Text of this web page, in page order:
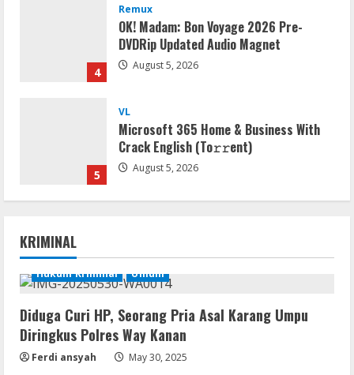
4
Remux
OK! Madam: Bon Voyage 2026 Pre-
DVDRip Updated Audio Magnet
August 5, 2026
5
VL
Microsoft 365 Home & Business With
Crack English (To𝚛𝚛еnt)
August 5, 2026
1
Serialers
Lotto Pro Crack exe (x86-x64) Latest
MediaFire
KRIMINAL
Hukum Kriminal Umum
Diduga Curi HP, Seorang Pria Asal Karang Umpu
Diringkus Polres Way Kanan
Ferdi ansyah May 30, 2025